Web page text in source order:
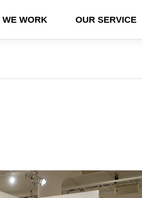
WE WORK OUR SERVICE
青森県伝統工芸品オフィシャルガイ
【岸本吉二商店】青山フラワーマー
『（公財）奈良県地域産業振興セン
「NY NOW 2025 winter」出展者募
【対談記事公開】職る人たち 第九